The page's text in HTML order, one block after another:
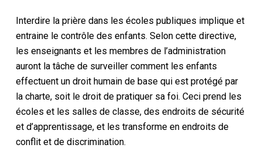
Interdire la prière dans les écoles publiques implique et
entraine le contrôle des enfants. Selon cette directive,
les enseignants et les membres de l’administration
auront la tâche de surveiller comment les enfants
effectuent un droit humain de base qui est protégé par
la charte, soit le droit de pratiquer sa foi. Ceci prend les
écoles et les salles de classe, des endroits de sécurité
et d’apprentissage, et les transforme en endroits de
conflit et de discrimination.